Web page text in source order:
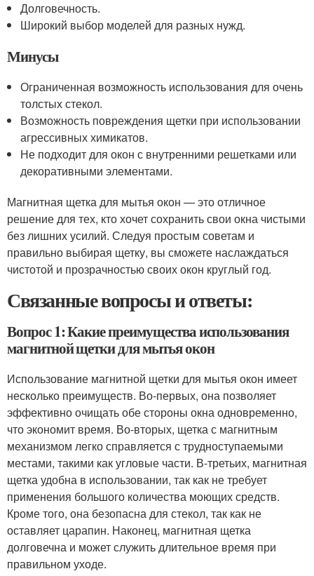
Долговечность.
Широкий выбор моделей для разных нужд.
Минусы
Ограниченная возможность использования для очень
толстых стекол.
Возможность повреждения щетки при использовании
агрессивных химикатов.
Не подходит для окон с внутренними решетками или
декоративными элементами.
Магнитная щетка для мытья окон — это отличное
решение для тех, кто хочет сохранить свои окна чистыми
без лишних усилий. Следуя простым советам и
правильно выбирая щетку, вы сможете наслаждаться
чистотой и прозрачностью своих окон круглый год.
Связанные вопросы и ответы:
Вопрос 1: Какие преимущества использования
магнитной щетки для мытья окон
Использование магнитной щетки для мытья окон имеет
несколько преимуществ. Во-первых, она позволяет
эффективно очищать обе стороны окна одновременно,
что экономит время. Во-вторых, щетка с магнитным
механизмом легко справляется с трудноступаемыми
местами, такими как угловые части. В-третьих, магнитная
щетка удобна в использовании, так как не требует
применения большого количества моющих средств.
Кроме того, она безопасна для стекол, так как не
оставляет царапин. Наконец, магнитная щетка
долговечна и может служить длительное время при
правильном уходе.